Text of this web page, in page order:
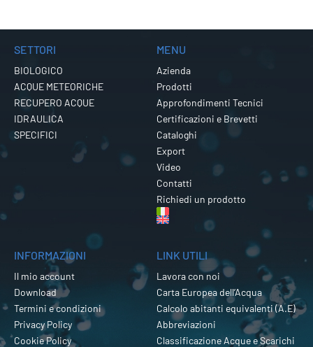
SETTORI
BIOLOGICO
ACQUE METEORICHE
RECUPERO ACQUE
IDRAULICA
SPECIFICI
MENU
Azienda
Prodotti
Approfondimenti Tecnici
Certificazioni e Brevetti
Cataloghi
Export
Video
Contatti
Richiedi un prodotto
INFORMAZIONI
Il mio account
Download
Termini e condizioni
Privacy Policy
Cookie Policy
LINK UTILI
Lavora con noi
Carta Europea dell’Acqua
Calcolo abitanti equivalenti (A.E)
Abbreviazioni
Classificazione Acque e Scarichi